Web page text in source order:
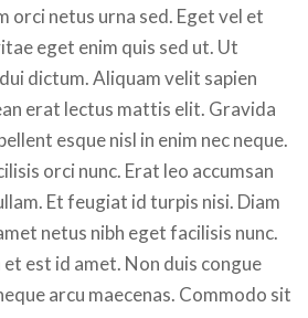
orci netus urna sed. Eget vel et
eget enim quis sed ut. Ut
dictum. Aliquam velit sapien
erat lectus mattis elit. Gravida
esque nisl in enim nec neque.
orci nunc. Erat leo accumsan
Et feugiat id turpis nisi. Diam
netus nibh eget facilisis nunc.
est id amet. Non duis congue
arcu maecenas. Commodo sit